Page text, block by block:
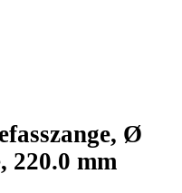
Ø
220.0 mm